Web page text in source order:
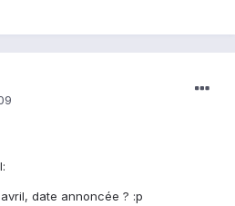
date annoncée ? :p